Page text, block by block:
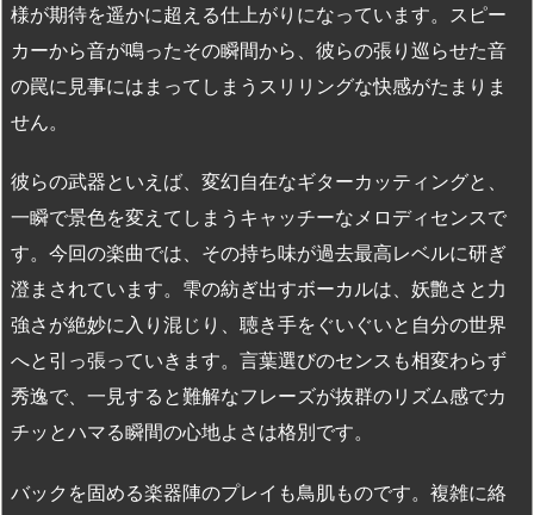
様が期待を遥かに超える仕上がりになっています。スピー
カーから音が鳴ったその瞬間から、彼らの張り巡らせた音
の罠に見事にはまってしまうスリリングな快感がたまりま
せん。
彼らの武器といえば、変幻自在なギターカッティングと、
一瞬で景色を変えてしまうキャッチーなメロディセンスで
す。今回の楽曲では、その持ち味が過去最高レベルに研ぎ
澄まされています。雫の紡ぎ出すボーカルは、妖艶さと力
強さが絶妙に入り混じり、聴き手をぐいぐいと自分の世界
へと引っ張っていきます。言葉選びのセンスも相変わらず
秀逸で、一見すると難解なフレーズが抜群のリズム感でカ
チッとハマる瞬間の心地よさは格別です。
バックを固める楽器陣のプレイも鳥肌ものです。複雑に絡